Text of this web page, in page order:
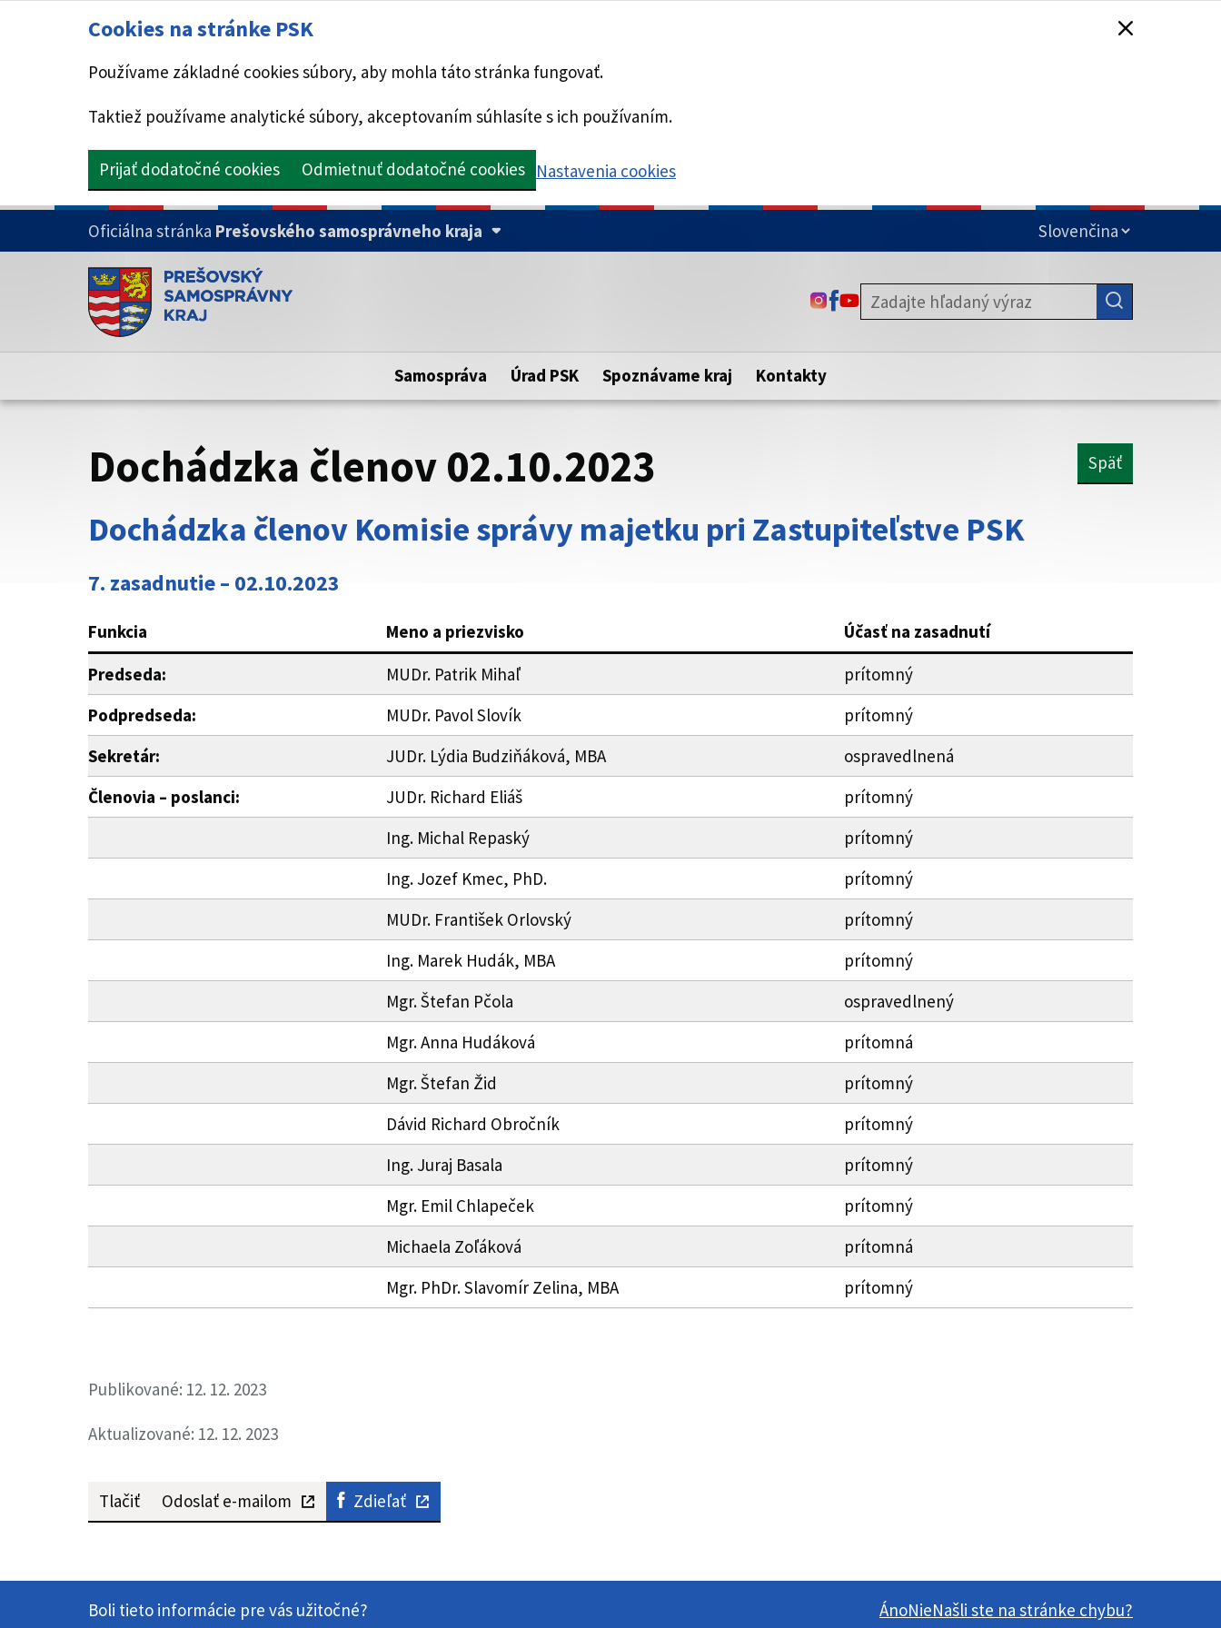
Cookies na stránke PSK
Používame základné cookies súbory, aby mohla táto stránka fungovať.
Taktiež používame analytické súbory, akceptovaním súhlasíte s ich používaním.
Prijať dodatočné cookies Odmietnuť dodatočné cookies Nastavenia cookies
PRESKOČIŤ NA HLAVNÝ OBSAH
Oficiálna stránka Prešovského samosprávneho kraja
Doména psk.sk je oficiálna
Toto je oficiálna webová stránka Prešovského samosprávneho kraja.
Táto stránka je zabezpečená
zabezpečenú webovú stránku. Zabezpečená stránka vždy začína
https:// pred názvom domény webového sídla.
ODKAZ SA OTVORÍ NA NOVEJ KARTE
ODKAZ SA OTVORÍ NA NOVEJ KARTE
ODKAZ SA OTVORÍ NA NOVEJ KARTE
Samospráva Úrad PSK Spoznávame kraj Kontakty
Dochádzka členov 02.10.2023 Späť
Dochádzka členov Komisie správy majetku pri Zastupiteľstve PSK
7. zasadnutie – 02.10.2023
Funkcia Meno a priezvisko
Účasť na zasadnutí
Predseda:
MUDr. Patrik Mihaľ
prítomný
Podpredseda:
MUDr. Pavol Slovík
prítomný
Sekretár:
JUDr. Lýdia Budziňáková, MBA
ospravedlnená
Členovia – poslanci:
JUDr. Richard Eliáš
prítomný
Ing. Michal Repaský
prítomný
Ing. Jozef Kmec, PhD.
prítomný
MUDr. František Orlovský
prítomný
Ing. Marek Hudák, MBA
prítomný
Mgr. Štefan Pčola
ospravedlnený
Mgr. Anna Hudáková
prítomná
Mgr. Štefan Žid
prítomný
Dávid Richard Obročník
prítomný
Ing. Juraj Basala
prítomný
Mgr. Emil Chlapeček
prítomný
Michaela Zoľáková
prítomná
Mgr. PhDr. Slavomír Zelina, MBA
prítomný
Publikované: 12. 12. 2023
Aktualizované: 12. 12. 2023
Tlačiť Odoslať e-mailom Zdieľať
Boli tieto informácie pre vás užitočné? ÁnoNieNašli ste na stránke chybu?